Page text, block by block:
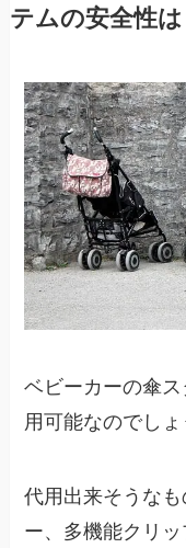
テムの安全性は
ベビーカーの傘
用可能なのでしょ
代用出来そうな
ー、多機能クリ